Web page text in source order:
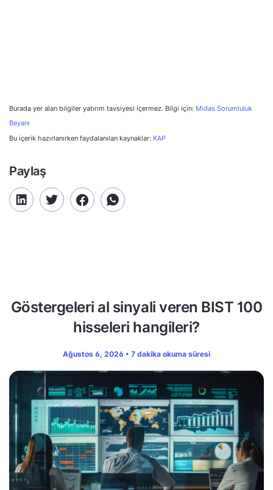
Burada yer alan bilgiler yatırım tavsiyesi içermez. Bilgi için: Midas Sorumluluk
Beyanı
Bu içerik hazırlanırken faydalanılan kaynaklar: KAP
Paylaş
Göstergeleri al sinyali veren BIST 100
hisseleri hangileri?
Ağustos 6, 2026 • 7 dakika okuma süresi